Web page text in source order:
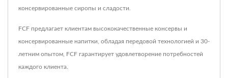
консервированные сиропы и сладости.
FCF предлагает клиентам высококачественные консервы и
консервированные напитки, обладая передовой технологией и 30-
летним опытом, FCF гарантирует удовлетворение потребностей
каждого клиента.